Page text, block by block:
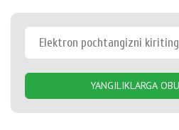
YANGILIKLARGA